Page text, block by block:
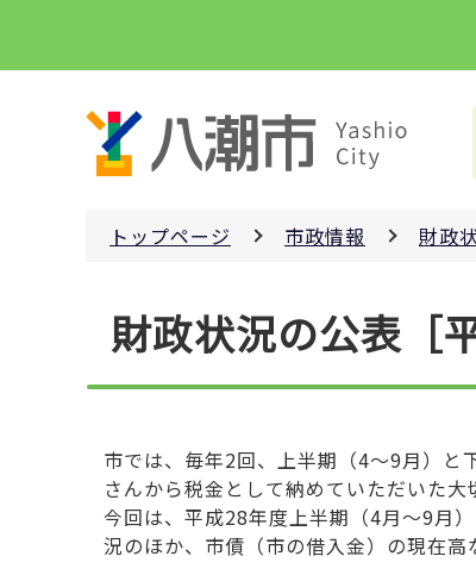
ペ
トップページ 市政情報 財政
財政状況の公表［
市では、毎年2回、上半期（4～9月）と
さんから税金として納めていただいた
今回は、平成28年度上半期（4月～9月
況のほか、市債（市の借入金）の現在高